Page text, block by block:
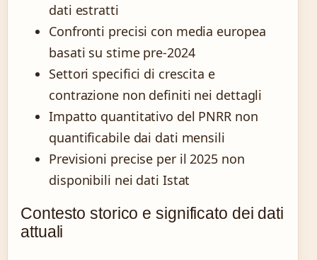
dati estratti
Confronti precisi con media europea
basati su stime pre-2024
Settori specifici di crescita e
contrazione non definiti nei dettagli
Impatto quantitativo del PNRR non
quantificabile dai dati mensili
Previsioni precise per il 2025 non
disponibili nei dati Istat
Contesto storico e significato dei dati
attuali